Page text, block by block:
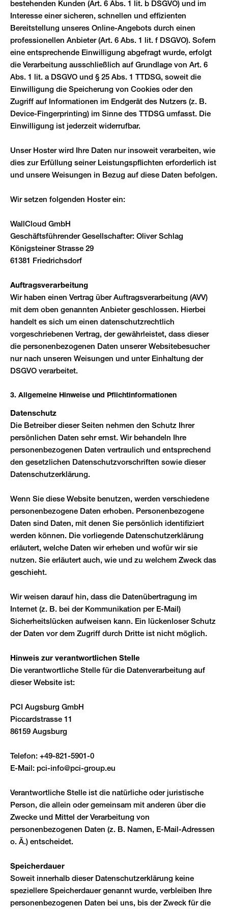
bestehenden Kunden (Art. 6 Abs. 1 lit. b DSGVO) und im
Interesse einer sicheren, schnellen und effizienten
Bereitstellung unseres Online-Angebots durch einen
professionellen Anbieter (Art. 6 Abs. 1 lit. f DSGVO). Sofern
eine entsprechende Einwilligung abgefragt wurde, erfolgt
die Verarbeitung ausschließlich auf Grundlage von Art. 6
Abs. 1 lit. a DSGVO und § 25 Abs. 1 TTDSG, soweit die
Einwilligung die Speicherung von Cookies oder den
Zugriff auf Informationen im Endgerät des Nutzers (z. B.
Device-Fingerprinting) im Sinne des TTDSG umfasst. Die
Einwilligung ist jederzeit widerrufbar.
Unser Hoster wird Ihre Daten nur insoweit verarbeiten, wie
dies zur Erfüllung seiner Leistungspflichten erforderlich ist
und unsere Weisungen in Bezug auf diese Daten befolgen.
Wir setzen folgenden Hoster ein:
WallCloud GmbH
Geschäftsführender Gesellschafter: Oliver Schlag
Königsteiner Strasse 29
61381 Friedrichsdorf
Auftragsverarbeitung
Wir haben einen Vertrag über Auftragsverarbeitung (AVV)
mit dem oben genannten Anbieter geschlossen. Hierbei
handelt es sich um einen datenschutzrechtlich
vorgeschriebenen Vertrag, der gewährleistet, dass dieser
die personenbezogenen Daten unserer Websitebesucher
nur nach unseren Weisungen und unter Einhaltung der
DSGVO verarbeitet.
3. Allgemeine Hinweise und Pflicht­informationen
Datenschutz
Die Betreiber dieser Seiten nehmen den Schutz Ihrer
persönlichen Daten sehr ernst. Wir behandeln Ihre
personenbezogenen Daten vertraulich und entsprechend
den gesetzlichen Datenschutzvorschriften sowie dieser
Datenschutzerklärung.
Wenn Sie diese Website benutzen, werden verschiedene
personenbezogene Daten erhoben. Personenbezogene
Daten sind Daten, mit denen Sie persönlich identifiziert
werden können. Die vorliegende Datenschutzerklärung
erläutert, welche Daten wir erheben und wofür wir sie
nutzen. Sie erläutert auch, wie und zu welchem Zweck das
geschieht.
Wir weisen darauf hin, dass die Datenübertragung im
Internet (z. B. bei der Kommunikation per E-Mail)
Sicherheitslücken aufweisen kann. Ein lückenloser Schutz
der Daten vor dem Zugriff durch Dritte ist nicht möglich.
Hinweis zur verantwortlichen Stelle
Die verantwortliche Stelle für die Datenverarbeitung auf
dieser Website ist:
PCI Augsburg GmbH
Piccardstrasse 11
86159 Augsburg
Telefon: +49-821-5901-0
E-Mail: pci-info@pci-group.eu
Verantwortliche Stelle ist die natürliche oder juristische
Person, die allein oder gemeinsam mit anderen über die
Zwecke und Mittel der Verarbeitung von
personenbezogenen Daten (z. B. Namen, E-Mail-Adressen
o. Ä.) entscheidet.
Speicherdauer
Soweit innerhalb dieser Datenschutzerklärung keine
speziellere Speicherdauer genannt wurde, verbleiben Ihre
personenbezogenen Daten bei uns, bis der Zweck für die